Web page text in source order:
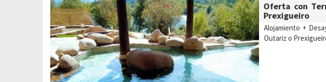
Oferta con
Prexigueiro
Alojamiento +
Outariz o